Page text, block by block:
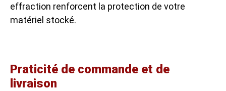
effraction renforcent la protection de votre
matériel stocké.
Praticité de commande et de
livraison